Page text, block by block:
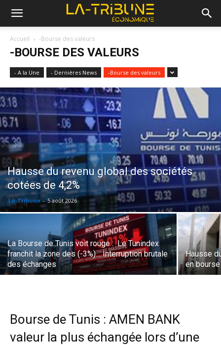
Accueil -Bourse des valeurs
-BOURSE DES VALEURS
- A la Une - Dernières News -Bourse des valeurs
Hausse du revenu global des sociétés
cotées de 4,2%
La-Tribune - 5 août 2026
La Bourse de Tunis voit rouge : Le Tunindex
franchit la zone des (-3%)… Interruption brutale
des échanges
Hausse
en
Bourse de Tunis : AMEN BANK
valeur la plus échangée lors d’une